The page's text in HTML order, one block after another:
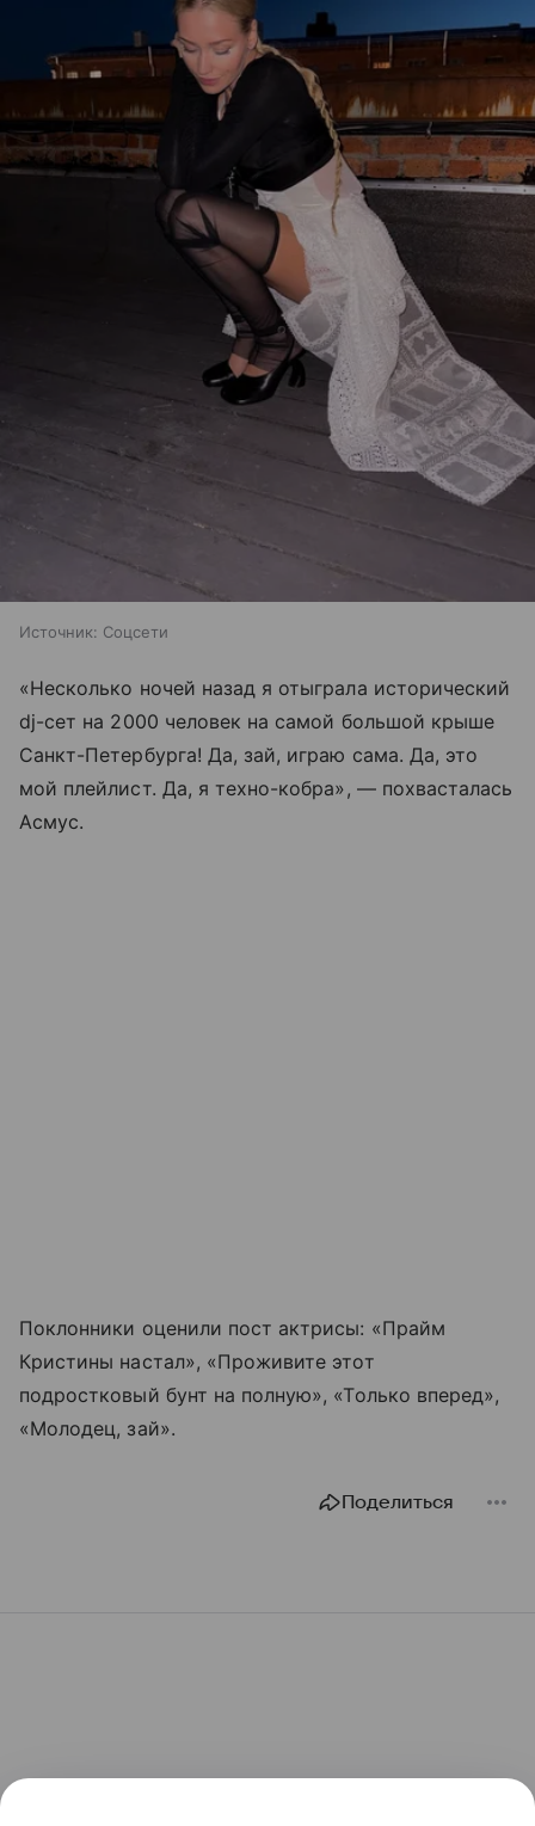
Источник: Соцсети
«Несколько ночей назад я отыграла исторический
dj-сет на 2000 человек на самой большой крыше
Санкт-Петербурга! Да, зай, играю сама. Да, это
мой плейлист. Да, я техно-кобра», — похвасталась
Асмус.
Поклонники оценили пост актрисы: «Прайм
Кристины настал», «Проживите этот
подростковый бунт на полную», «Только вперед»,
«Молодец, зай».
Поделиться